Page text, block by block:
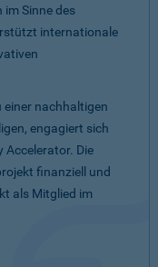
Sinne des
internationale
einer nachhaltigen
engagiert sich
Accelerator. Die
finanziell und
als Mitglied im